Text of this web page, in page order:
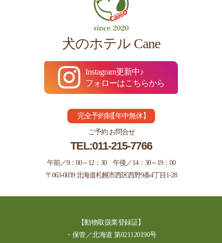
犬のホテル Cane
Instagram更新中♪
フォローはこちらから
完全予約制【年中無休】
ご予約 お問合せ
TEL:011-215-7766
午前／9：00～12：30 午後／14：30～19：00
〒063-0039 北海道札幌市西区西野9条4丁目1-28
【動物取扱業登録証】
・保管／北海道 第021120190号